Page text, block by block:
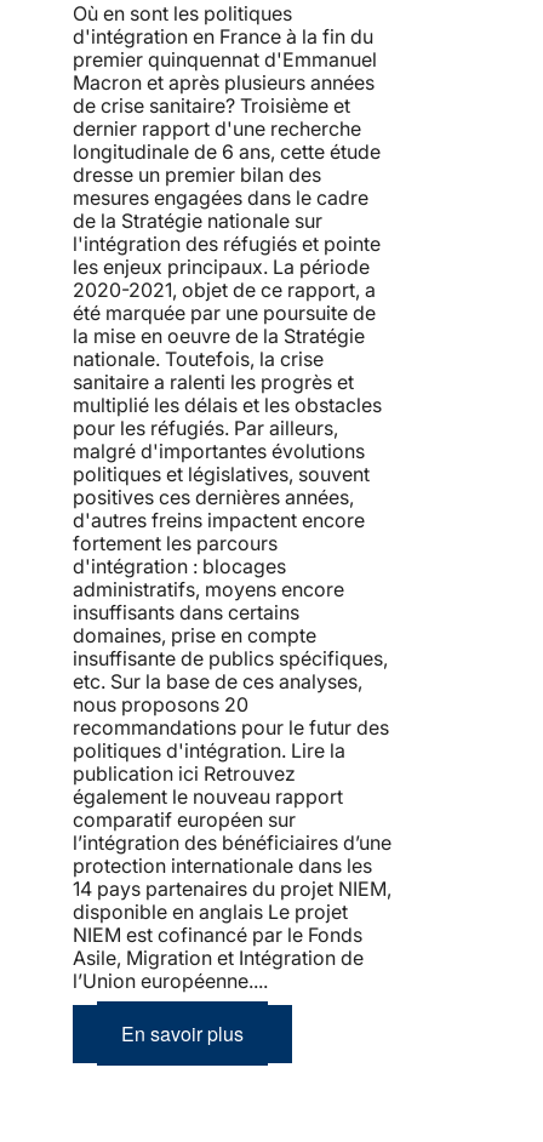
Où en sont les politiques
d'intégration en France à la fin du
premier quinquennat d'Emmanuel
Macron et après plusieurs années
de crise sanitaire? Troisième et
dernier rapport d'une recherche
longitudinale de 6 ans, cette étude
dresse un premier bilan des
mesures engagées dans le cadre
de la Stratégie nationale sur
l'intégration des réfugiés et pointe
les enjeux principaux. La période
2020-2021, objet de ce rapport, a
été marquée par une poursuite de
la mise en oeuvre de la Stratégie
nationale. Toutefois, la crise
sanitaire a ralenti les progrès et
multiplié les délais et les obstacles
pour les réfugiés. Par ailleurs,
malgré d'importantes évolutions
politiques et législatives, souvent
positives ces dernières années,
d'autres freins impactent encore
fortement les parcours
d'intégration : blocages
administratifs, moyens encore
insuffisants dans certains
domaines, prise en compte
insuffisante de publics spécifiques,
etc. Sur la base de ces analyses,
nous proposons 20
recommandations pour le futur des
politiques d'intégration. Lire la
publication ici Retrouvez
également le nouveau rapport
comparatif européen sur
l’intégration des bénéficiaires d’une
protection internationale dans les
14 pays partenaires du projet NIEM,
disponible en anglais Le projet
NIEM est cofinancé par le Fonds
Asile, Migration et Intégration de
l’Union européenne....
En savoir plus